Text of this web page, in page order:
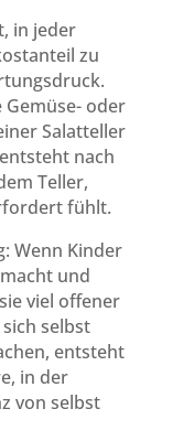
in jeder
zu
oder
Salatteller
nach
Teller,
fühlt.
Wenn Kinder
und
viel offener
selbst
entsteht
in der
von selbst